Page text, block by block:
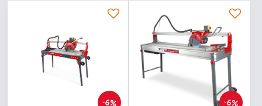
6% 6%